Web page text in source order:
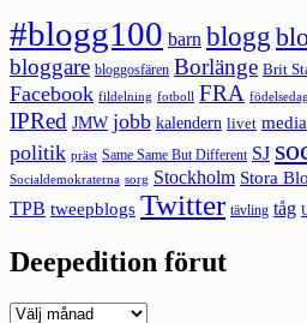
#blogg100 barn blogg
bloggare bloggosfären Borlänge Brit
Facebook fildelning fotboll FRA födelsedag
IPRed JMW jobb kalendern livet media
politik präst Same Same But Different SJ
Socialdemokraterna sorg Stockholm Stora
TPB tweepblogs Twitter tävling tåg
Deepedition förut
Deepedition